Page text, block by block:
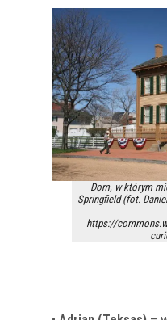
Dom, w którym
Springfield (fot.
https://